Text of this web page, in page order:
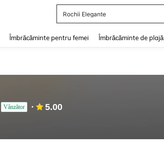
Rochii Elegante
Îmbrăcăminte pentru femei Îmbrăcăminte de plajă
Vânzător 5.00